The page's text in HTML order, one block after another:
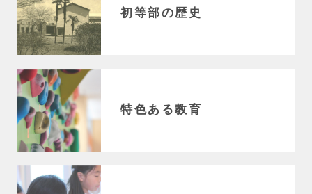
初等部の歴史
特色ある教育